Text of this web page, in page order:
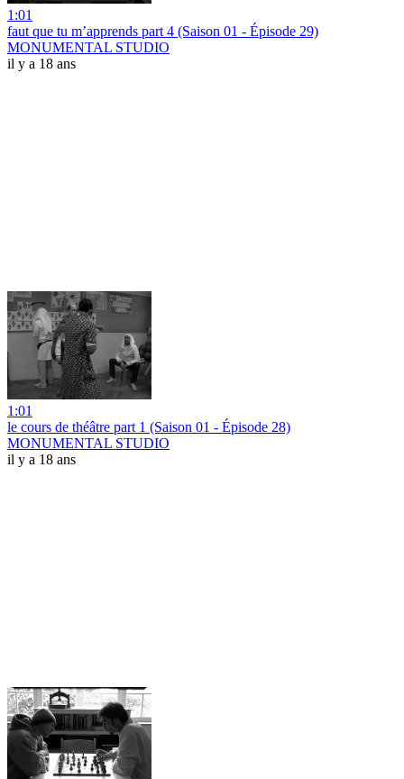
1:01
faut que tu m’apprends part 4 (Saison 01 - Épisode 29)
MONUMENTAL STUDIO
il y a 18 ans
1:01
le cours de théâtre part 1 (Saison 01 - Épisode 28)
MONUMENTAL STUDIO
il y a 18 ans